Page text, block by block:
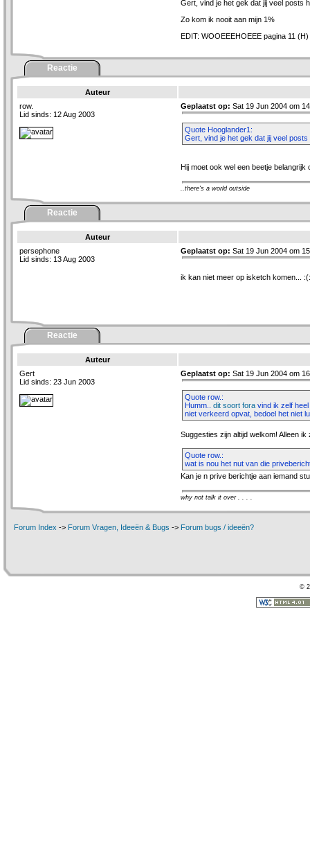
Gert, vind je het gek dat jij veel posts
Zo kom ik nooit aan mijn 1%
EDIT: WOOEEEHOEEE pagina 11 (H)
Reactie
Auteur
row.
Lid sinds: 12 Aug 2003
Geplaatst op: Sat 19 Jun 2004 om
Quote Hooglander1:
Gert, vind je het gek dat jij veel
Hij moet ook wel een beetje belangrijk
..there's a world outside
Reactie
Auteur
persephone
Lid sinds: 13 Aug 2003
Geplaatst op: Sat 19 Jun 2004 om
ik kan niet meer op isketch komen...
Reactie
Auteur
Gert
Lid sinds: 23 Jun 2003
Geplaatst op: Sat 19 Jun 2004 om
Quote row.:
Humm.. dit soort fora vind ik zelf
niet verkeerd opvat, bedoel het niet
Suggesties zijn altijd welkom! Alleen
Quote row.:
wat is nou het nut van die
Kan je n prive berichtje aan iemand
why not talk it over . . . .
Forum Index -> Forum Vragen, Ideeën & Bugs -> Forum bugs / ideeën?
©